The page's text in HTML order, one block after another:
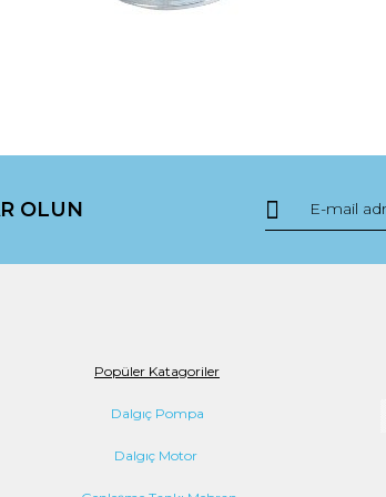
Yorum Yaz
OLUN
Popüler Katagoriler
Dalgıç Pompa
Dalgıç Motor